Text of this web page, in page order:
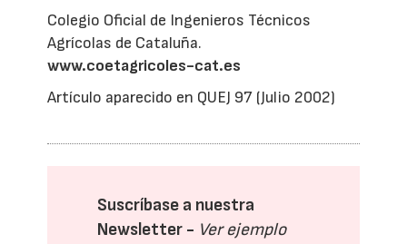
Colegio Oficial de Ingenieros Técnicos
Agrícolas de Cataluña.
www.coetagricoles-cat.es
Artículo aparecido en QUEJ 97 (Julio 2002)
Suscríbase a nuestra
Newsletter - Ver ejemplo